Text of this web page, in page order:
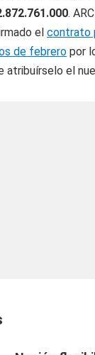
.
el contrato
de febrero por
atribuírselo el